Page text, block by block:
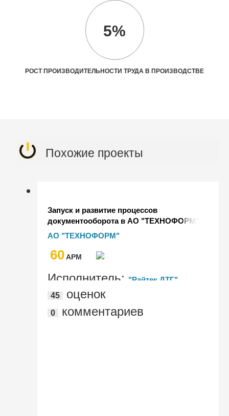
5%
РОСТ ПРОИЗВОДИТЕЛЬНОСТИ ТРУДА В ПРОИЗВОДСТВЕ
Похожие проекты
Запуск и развитие процессов
документооборота в АО "ТЕХНОФОРМ"
АО "ТЕХНОФОРМ"
60AРМ
Исполнитель: "Райтек ДТГ"
45
оценок
0 комментариев